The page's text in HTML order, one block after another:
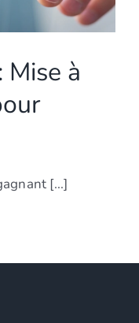
Mise à
[...]